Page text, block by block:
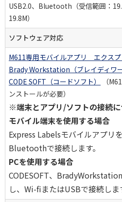
USB2.0、Bluetooth（受信範囲：
19.8M）
ソフトウェア対応
M611専用モバイルアプリ エクス
Brady Workstation（ブレイディワー
CODE SOFT（コードソフト）
（
ンストールが必要）
※端末とアプリ/ソフトの接続
モバイル端末を使用する場合
Express Labelsモバイルアプリ
Bluetoothで接続します。
PCを使用する場合
CODESOFT、
し、Wi-fiまたはUSBで接続しま